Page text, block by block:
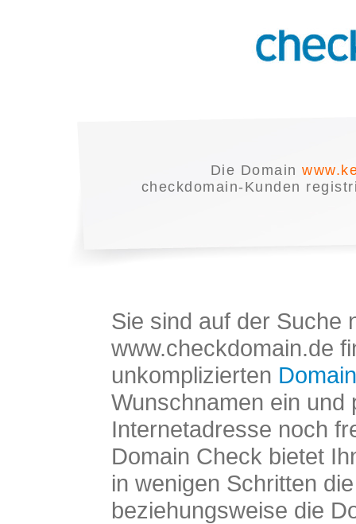
Die Domain
checkdomain-Kunden
Sie sind auf der Suche
www.checkdomain.de
unkomplizierten
Wunschnamen ein und
Internetadresse noch
Domain Check bietet
in wenigen Schritten
beziehungsweise die